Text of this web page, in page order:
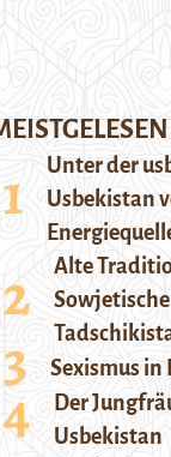
Unter der
Usbekistan
Alte
Sexismus
Der
Usbekistan